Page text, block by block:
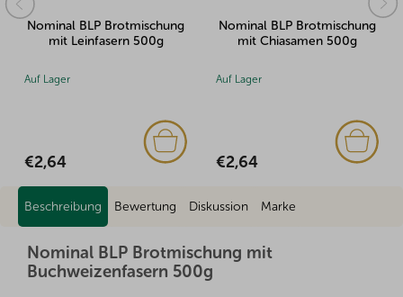
Nominal BLP Brotmischung
mit Leinfasern 500g
Auf Lager
€2,64
Nominal BLP Brotmischung
mit Chiasamen 500g
Auf Lager
€2,64
Beschreibung Bewertung Diskussion Marke
Nominal BLP Brotmischung mit
Buchweizenfasern 500g